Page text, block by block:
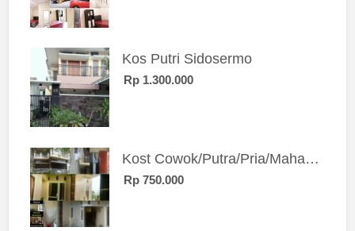
Kos Putri Sidosermo
Rp 1.300.000
Kost Cowok/Putra/Pria/Mahasiswa/Karyawan SIngle eksklusif bangunan baru
Rp 750.000